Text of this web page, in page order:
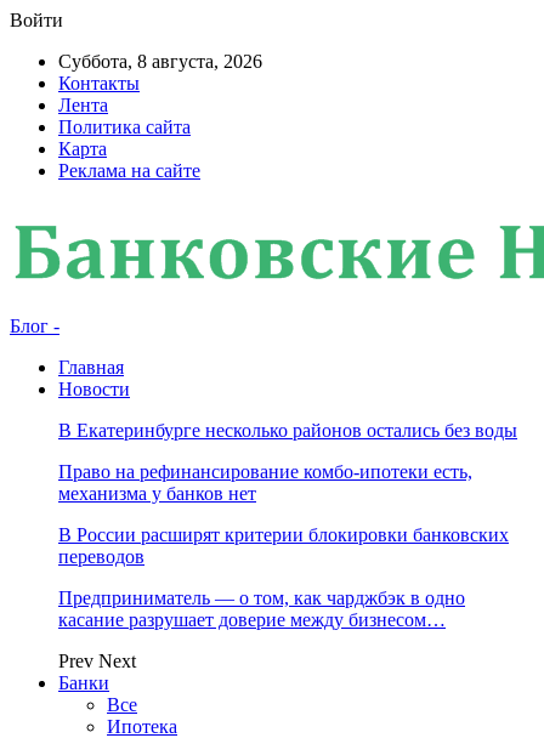
Войти
Суббота, 8 августа, 2026
Контакты
Лента
Политика сайта
Карта
Реклама на сайте
Блог -
Главная
Новости
В Екатеринбурге несколько районов остались без воды
Право на рефинансирование комбо-ипотеки есть,
механизма у банков нет
В России расширят критерии блокировки банковских
переводов
Предприниматель — о том, как чарджбэк в одно
касание разрушает доверие между бизнесом…
Prev Next
Банки
Все
Ипотека